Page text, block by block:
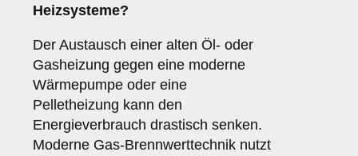
Heizsysteme?
Der Austausch einer alten Öl- oder
Gasheizung gegen eine moderne
Wärmepumpe oder eine
Pelletheizung kann den
Energieverbrauch drastisch senken.
Moderne Gas-Brennwerttechnik nutzt